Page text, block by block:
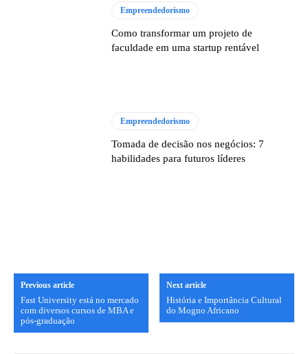
Empreendedorismo
Como transformar um projeto de
faculdade em uma startup rentável
Empreendedorismo
Tomada de decisão nos negócios: 7
habilidades para futuros líderes
Previous article
Fast University está no mercado
com diversos cursos de MBA e
pós-graduação
Next article
História e Importância Cultural
do Mogno Africano